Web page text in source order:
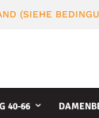
(SIEHE
40-66